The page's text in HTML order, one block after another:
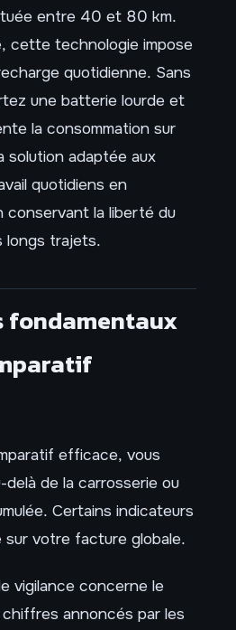
entre 40 et 80 km.
cette technologie impose
quotidienne. Sans
une batterie lourde et
la consommation sur
solution adaptée aux
quotidiens en
conservant la liberté du
longs trajets.
fondamentaux
efficace, vous
de la carrosserie ou
Certains indicateurs
votre facture globale.
vigilance concerne le
annoncés par les